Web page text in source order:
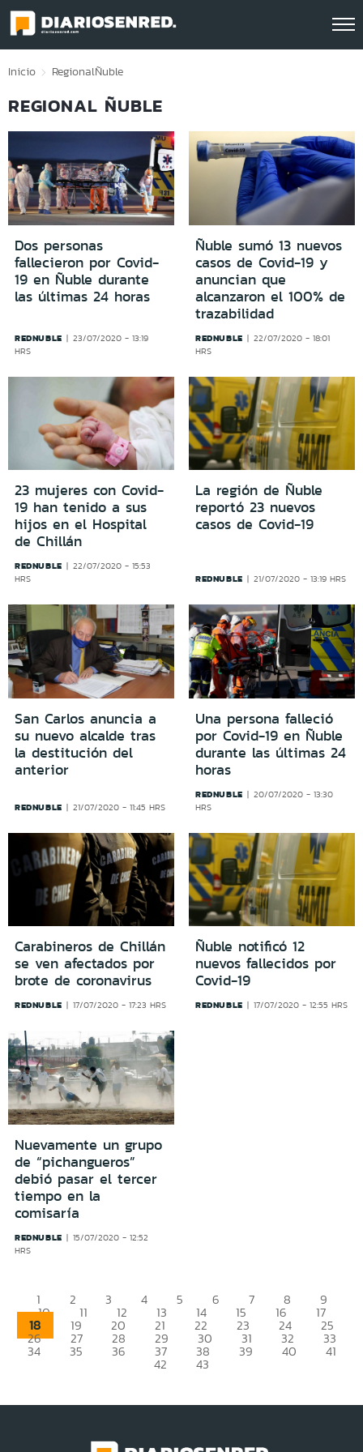
Click acá para ir directamente al contenido
Inicio RegionalÑuble
REGIONAL ÑUBLE
Dos personas
fallecieron por Covid-
19 en Ñuble durante
las últimas 24 horas
REDNUBLE
23/07/2020 - 13:19
HRS
Ñuble sumó 13 nuevos
casos de Covid-19 y
anuncian que
alcanzaron el 100% de
trazabilidad
REDNUBLE
22/07/2020 - 18:01
HRS
23 mujeres con Covid-
19 han tenido a sus
hijos en el Hospital
de Chillán
REDNUBLE
22/07/2020 - 15:53
HRS
La región de Ñuble
reportó 23 nuevos
casos de Covid-19
REDNUBLE 21/07/2020 - 13:19 HRS
San Carlos anuncia a
su nuevo alcalde tras
la destitución del
anterior
REDNUBLE 21/07/2020 - 11:45 HRS
Una persona falleció
por Covid-19 en Ñuble
durante las últimas 24
horas
REDNUBLE
20/07/2020 - 13:30
HRS
Carabineros de Chillán
se ven afectados por
brote de coronavirus
REDNUBLE 17/07/2020 - 17:23 HRS
Ñuble notificó 12
nuevos fallecidos por
Covid-19
REDNUBLE 17/07/2020 - 12:55 HRS
Nuevamente un grupo
de “pichangueros”
debió pasar el tercer
tiempo en la
comisaría
REDNUBLE
15/07/2020 - 12:52
HRS
1 2 3 4 5 6 7 8 9
10 11 12 13 14 15 16 17
18 19 20 21 22 23 24 25
26 27 28 29 30 31 32 33
34 35 36 37 38 39 40 41
42 43